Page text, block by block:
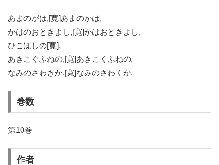
あまのがは,[寛]あまのかは,
かはのおときよし,[寛]かはおときよし,
ひこほしの[寛],
あきこぐふねの,[寛]あきこくふねの,
なみのさわきか,[寛]なみのさわくか,
巻数
第10巻
作者